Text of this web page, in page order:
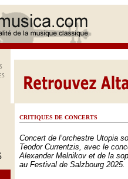
CRITIQUES DE CONCERTS
Concert de l’orchestre Utopia
Teodor Currentzis, avec le
Alexander Melnikov et de la
au Festival de Salzbourg 2025.